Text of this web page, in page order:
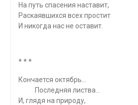
На путь спасения наставит,
Раскаявшихся всех простит
И никогда нас не оставит.
* * *
Кончается октябрь…
Последняя листва…
И, глядя на природу,